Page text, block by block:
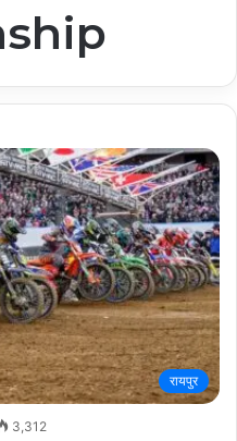
रायपुर
3,312